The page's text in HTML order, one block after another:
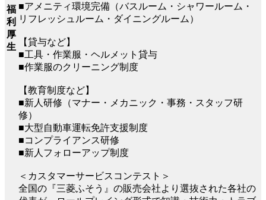
福
利
厚
生
■アメニティ環境完備（バスルーム・シャワールーム・
リフレッシュルーム・ダイニングルーム）
【貸与など】
■工具・作業服・ヘルメット貸与
■作業服のクリーニング制度
【教育制度など】
■新人研修（マナー・メカニック・事務・スタッフ研
修）
■大型自動車運転免許支援制度
■コンプライアンス研修
■新人フォローアップ制度
＜カスタマーサービスコンテスト＞
全国の『三菱ふそう』の販売会社より選抜された各社の